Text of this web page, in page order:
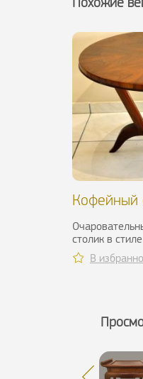
Кофейный
гг.
столик в
ореха.
маркетри ...
В